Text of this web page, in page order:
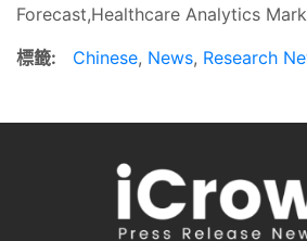
Forecast,Healthcare Analytics
標籤:
Chinese, News, Research